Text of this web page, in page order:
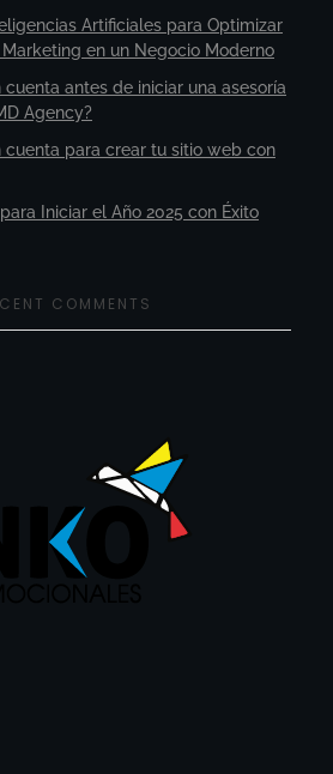
Artificiales para Optimizar
en un Negocio Moderno
cuenta antes de iniciar una asesoría
Agency?
cuenta para crear tu sitio web con
Iniciar el Año 2025 con Éxito
COMMENTS